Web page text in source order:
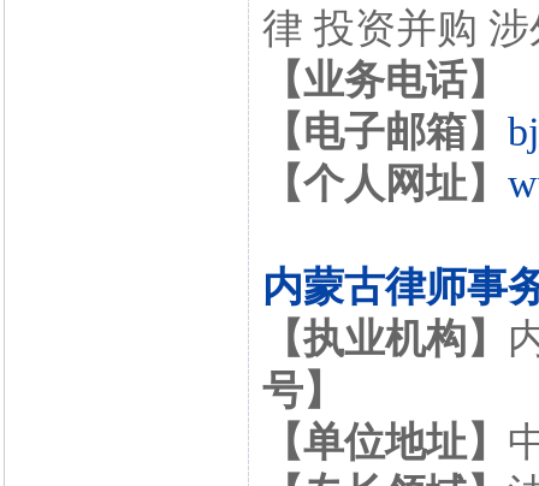
律 投资并购
【业务电话】
【电子邮箱】
【个人网址】
内蒙古律师事
【执业机构】
号】
【单位地址】